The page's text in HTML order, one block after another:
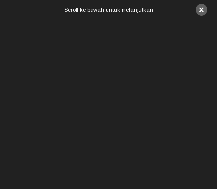
×
Scroll ke bawah untuk melanjutkan